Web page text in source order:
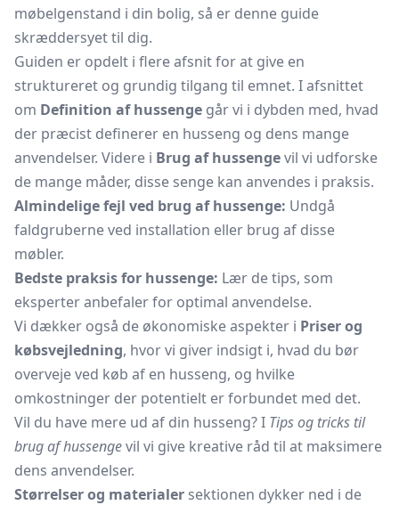
møbelgenstand i din bolig, så er denne guide
skræddersyet til dig.
Guiden er opdelt i flere afsnit for at give en
struktureret og grundig tilgang til emnet. I afsnittet
om Definition af hussenge går vi i dybden med, hvad
der præcist definerer en husseng og dens mange
anvendelser. Videre i Brug af hussengevil vi udforske
de mange måder, disse senge kan anvendes i praksis.
Almindelige fejl ved brug af hussenge: Undgå
faldgruberne ved installation eller brug af disse
møbler.
Bedste praksis for hussenge: Lær de tips, som
eksperter anbefaler for optimal anvendelse.
Vi dækker også de økonomiske aspekter i Priser og
købsvejledning, hvor vi giver indsigt i, hvad du bør
overveje ved køb af en husseng, og hvilke
omkostninger der potentielt er forbundet med det.
Vil du have mere ud af din husseng? I Tips og tricks til
brug af hussengevil vi give kreative råd til at maksimere
dens anvendelser.
Størrelser og materialer sektionen dykker ned i de